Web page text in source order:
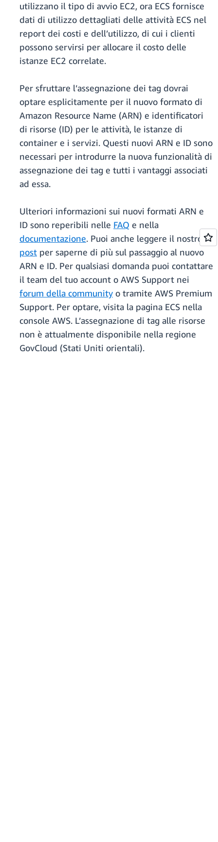
utilizzano il tipo di avvio EC2, ora ECS fornisce
dati di utilizzo dettagliati delle attività ECS nel
report dei costi e dell’utilizzo, di cui i clienti
possono servirsi per allocare il costo delle
istanze EC2 correlate.
Per sfruttare l’assegnazione dei tag dovrai
optare esplicitamente per il nuovo formato di
Amazon Resource Name (ARN) e identificatori
di risorse (ID) per le attività, le istanze di
container e i servizi. Questi nuovi ARN e ID sono
necessari per introdurre la nuova funzionalità di
assegnazione dei tag e tutti i vantaggi associati
ad essa.
Ulteriori informazioni sui nuovi formati ARN e
ID sono reperibili nelle FAQ e nella
documentazione. Puoi anche leggere il nostro
post per saperne di più sul passaggio al nuovo
ARN e ID. Per qualsiasi domanda puoi contattare
il team del tuo account o AWS Support nei
forum della community o tramite AWS Premium
Support. Per optare, visita la pagina ECS nella
console AWS. L’assegnazione di tag alle risorse
non è attualmente disponibile nella regione
GovCloud (Stati Uniti orientali).